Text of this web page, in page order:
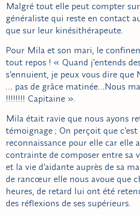
Malgré tout elle peut compter
généraliste qui reste en contact
que sur leur kinésithérapeute.
Pour Mila et son mari, le
tout repos ! « Quand j’entends
s’ennuient, je peux vous dire que
… pas de grâce matinée…Nous
!!!!!!!! Capitaine ».
Mila était ravie que nous ayons
témoignage ; On perçoit que
reconnaissance pour elle car elle
contrainte de composer entre sa
et la vie d’aidante auprès de sa
de rancœur elle nous avoue que
heures, de retard lui ont été
des réflexions de ses supérieurs.